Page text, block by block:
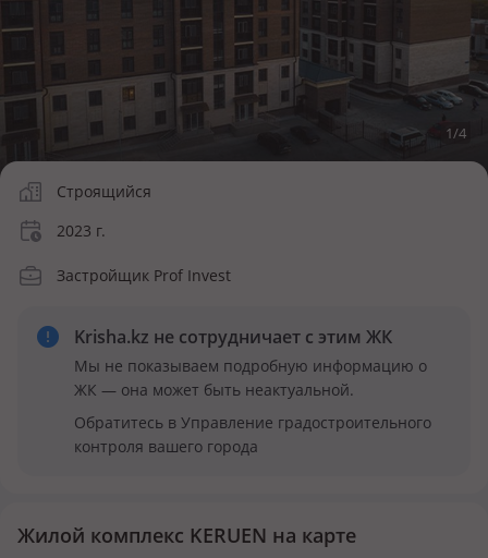
1/4
Строящийся
2023 г.
Застройщик Prof Invest
Krisha.kz не сотрудничает с этим ЖК
Мы не показываем подробную информацию о
ЖК — она может быть неактуальной.
Обратитесь в Управление градостроительного
контроля вашего города
Жилой комплекс KERUEN на карте